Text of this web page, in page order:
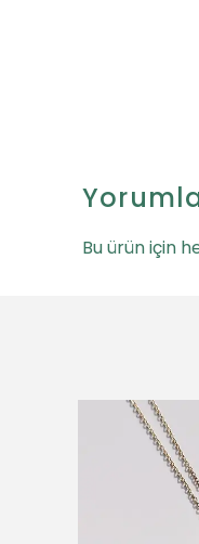
Bu ürün için